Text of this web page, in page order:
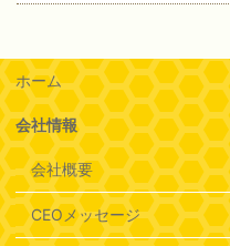
ホーム
会社情報
会社概要
CEOメッセージ